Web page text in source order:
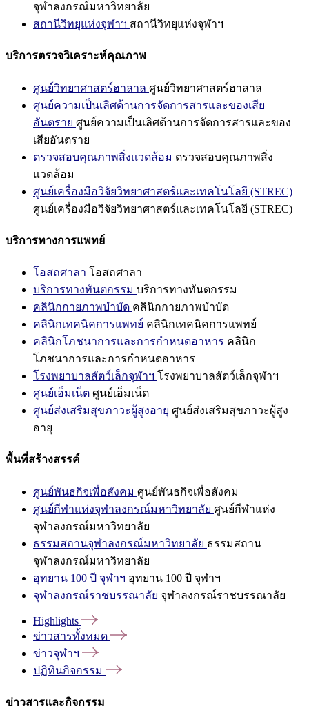
จุฬาลงกรณ์มหาวิทยาลัย
สถานีวิทยุแห่งจุฬาฯ สถานีวิทยุแห่งจุฬาฯ
บริการตรวจวิเคราะห์คุณภาพ
ศูนย์วิทยาศาสตร์ฮาลาล ศูนย์วิทยาศาสตร์ฮาลาล
ศูนย์ความเป็นเลิศด้านการจัดการสารและของเสีย
อันตราย ศูนย์ความเป็นเลิศด้านการจัดการสารและของ
เสียอันตราย
ตรวจสอบคุณภาพสิ่งแวดล้อม ตรวจสอบคุณภาพสิ่ง
แวดล้อม
ศูนย์เครื่องมือวิจัยวิทยาศาสตร์และเทคโนโลยี (STREC)
ศูนย์เครื่องมือวิจัยวิทยาศาสตร์และเทคโนโลยี (STREC)
บริการทางการแพทย์
โอสถศาลา โอสถศาลา
บริการทางทันตกรรม บริการทางทันตกรรม
คลินิกกายภาพบำบัด คลินิกกายภาพบำบัด
คลินิกเทคนิคการแพทย์ คลินิกเทคนิคการแพทย์
คลินิกโภชนาการและการกำหนดอาหาร คลินิก
โภชนาการและการกำหนดอาหาร
โรงพยาบาลสัตว์เล็กจุฬาฯ โรงพยาบาลสัตว์เล็กจุฬาฯ
ศูนย์เอ็มเน็ต ศูนย์เอ็มเน็ต
ศูนย์ส่งเสริมสุขภาวะผู้สูงอายุ ศูนย์ส่งเสริมสุขภาวะผู้สูง
อายุ
พื้นที่สร้างสรรค์
ศูนย์พันธกิจเพื่อสังคม ศูนย์พันธกิจเพื่อสังคม
ศูนย์กีฬาแห่งจุฬาลงกรณ์มหาวิทยาลัย ศูนย์กีฬาแห่ง
จุฬาลงกรณ์มหาวิทยาลัย
ธรรมสถานจุฬาลงกรณ์มหาวิทยาลัย ธรรมสถาน
จุฬาลงกรณ์มหาวิทยาลัย
อุทยาน 100 ปี จุฬาฯ อุทยาน 100 ปี จุฬาฯ
จุฬาลงกรณ์ราชบรรณาลัย จุฬาลงกรณ์ราชบรรณาลัย
Highlights
ข่าวสารทั้งหมด
ข่าวจุฬาฯ
ปฏิทินกิจกรรม
ข่าวสารและกิจกรรม